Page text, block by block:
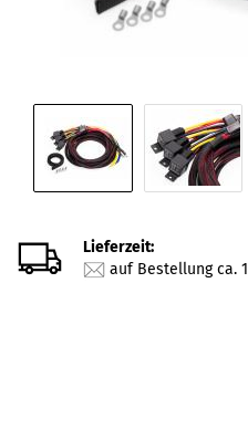
Lieferzeit:
auf Bestellung ca.